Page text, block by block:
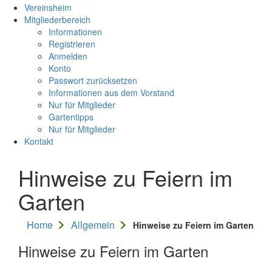
Vereinsheim
Mitgliederbereich
Informationen
Registrieren
Anmelden
Konto
Passwort zurücksetzen
Informationen aus dem Vorstand
Nur für Mitglieder
Gartentipps
Nur für Mitglieder
Kontakt
Hinweise zu Feiern im
Garten
Home Allgemein Hinweise zu Feiern im Garten
Hinweise zu Feiern im Garten